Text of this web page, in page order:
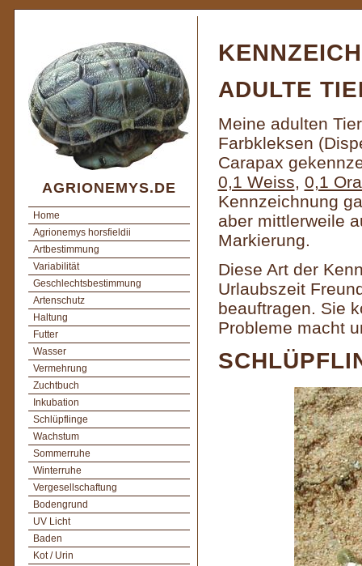
AGRIONEMYS.DE
Home
Agrionemys horsfieldii
Artbestimmung
Variabilität
Geschlechtsbestimmung
Artenschutz
Haltung
Futter
Wasser
Vermehrung
Zuchtbuch
Inkubation
Schlüpflinge
Wachstum
Sommerruhe
Winterruhe
Vergesellschaftung
Bodengrund
UV Licht
Baden
Kot / Urin
ADULTE
Meine adulten
Farbkleksen
Carapax
0,1 Weiss 0,1
Kennzeichnung
aber mittlerweile
Markierung.
Diese Art der
Urlaubszeit
beauftragen. Sie
Probleme macht